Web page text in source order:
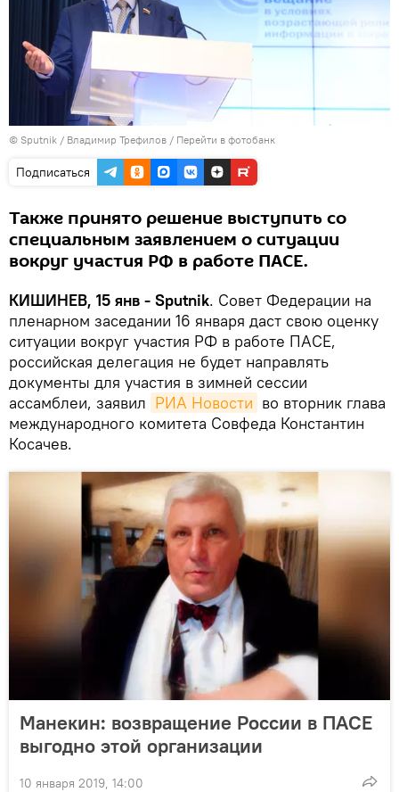
© Sputnik / Владимир Трефилов / Перейти в фотобанк
Подписаться
Также принято решение выступить со
специальным заявлением о ситуации
вокруг участия РФ в работе ПАСЕ.
КИШИНЕВ, 15 янв - Sputnik. Совет Федерации на
пленарном заседании 16 января даст свою оценку
ситуации вокруг участия РФ в работе ПАСЕ,
российская делегация не будет направлять
документы для участия в зимней сессии
ассамблеи, заявил РИА Новости во вторник глава
международного комитета Совфеда Константин
Косачев.
Манекин: возвращение России в ПАСЕ
выгодно этой организации
10 января 2019, 14:00